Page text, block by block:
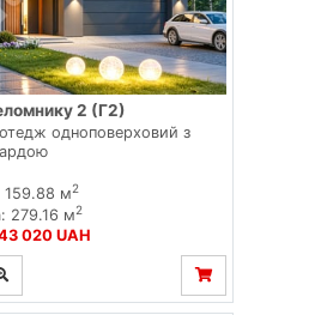
2 (Г2)
одноповерховий з
159.88 м2
279.16 м2
020 UAH